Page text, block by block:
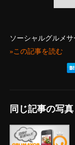
ソーシャルグルメ
»この記事を読む
同じ記事の写真